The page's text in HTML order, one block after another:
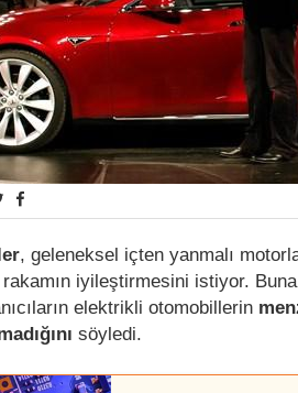
, geleneksel içten yanmalı
iyileştirmesini istiyor.
elektrikli otomobillerin
söyledi.